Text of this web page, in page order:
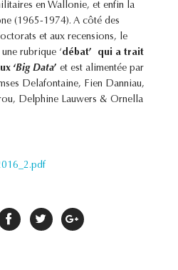
en Wallonie, et enfin la
(1965-1974). A côté des
et aux recensions, le
rubrique ‘débat’ qui a trait
‘Big Data’ et est alimentée par
Delafontaine, Fien Danniau,
Delphine Lauwers & Ornella